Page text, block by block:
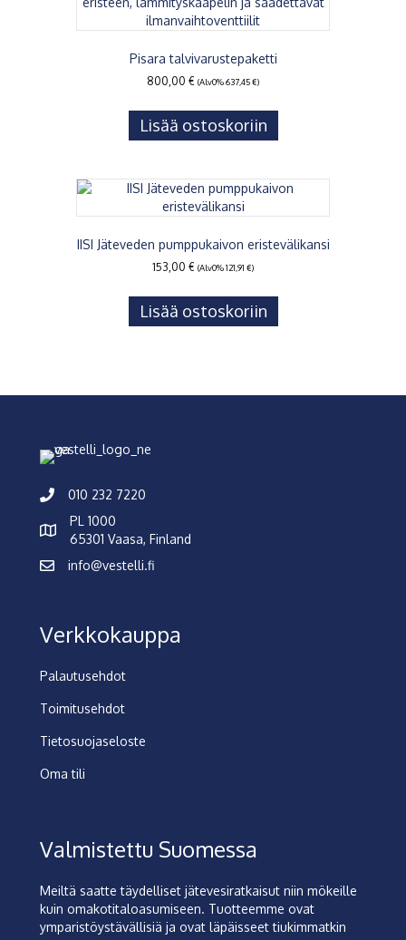
Pisara talvivarustepaketti
800,00 € (Alv0%637,45€)
Lisää ostoskoriin
IISI Jäteveden pumppukaivon eristevälikansi
153,00 € (Alv0%121,91 €)
Lisää ostoskoriin
010 232 7220
PL 1000
65301 Vaasa, Finland
info@vestelli.fi
Verkkokauppa
Palautusehdot
Toimitusehdot
Tietosuojaseloste
Oma tili
Valmistettu Suomessa
Meiltä saatte täydelliset jätevesiratkaisut niin mökeille
kuin omakotitaloasumiseen. Tuotteemme ovat
ymparistöystävällisiä ja ovat läpäisseet tiukimmatkin